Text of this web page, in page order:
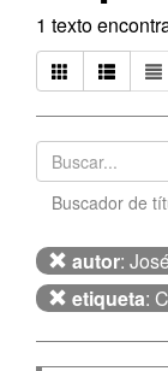
1 texto
Buscador de
autor:
etiqueta: